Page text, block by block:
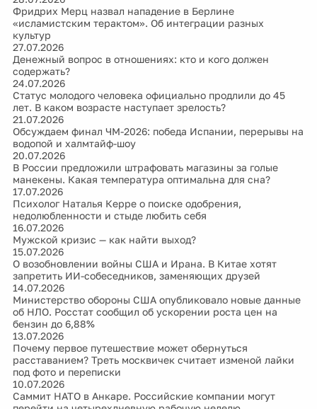
Фридрих Мерц назвал нападение в Берлине
«исламистским терактом». Об интеграции разных
культур
27.07.2026
Денежный вопрос в отношениях: кто и кого должен
содержать?
24.07.2026
Статус молодого человека официально продлили до 45
лет. В каком возрасте наступает зрелость?
21.07.2026
Обсуждаем финал ЧМ-2026: победа Испании, перерывы на
водопой и халмтайф-шоу
20.07.2026
В России предложили штрафовать магазины за голые
манекены. Какая температура оптимальна для сна?
17.07.2026
Психолог Наталья Керре о поиске одобрения,
недолюбленности и стыде любить себя
16.07.2026
Мужской кризис — как найти выход?
15.07.2026
О возобновлении войны США и Ирана. В Китае хотят
запретить ИИ-собеседников, заменяющих друзей
14.07.2026
Министерство обороны США опубликовало новые данные
об НЛО. Росстат сообщил об ускорении роста цен на
бензин до 6,88%
13.07.2026
Почему первое путешествие может обернуться
расставанием? Треть москвичек считает изменой лайки
под фото и переписки
10.07.2026
Саммит НАТО в Анкаре. Российские компании могут